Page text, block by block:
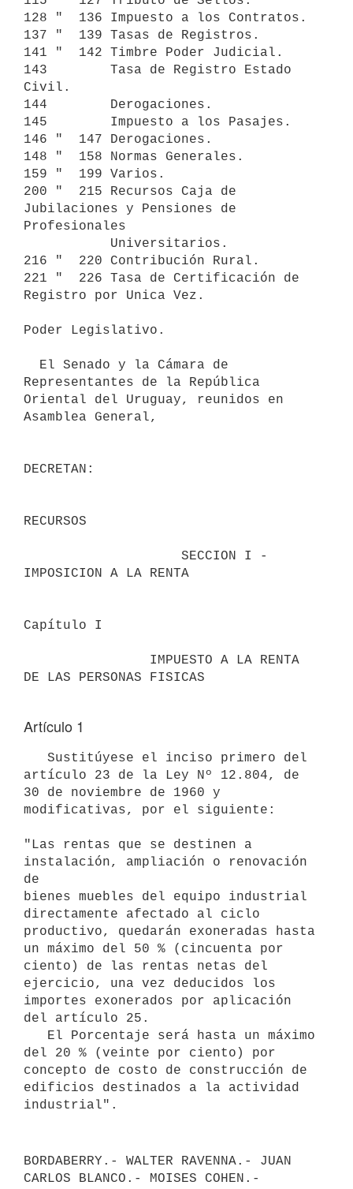
128 "  136 Impuesto a los Contratos.
137 "  139 Tasas de Registros.
141 "  142 Timbre Poder Judicial.
143        Tasa de Registro Estado
Civil.
144        Derogaciones.
145        Impuesto a los Pasajes.
146 "  147 Derogaciones.
148 "  158 Normas Generales.
159 "  199 Varios.
200 "  215 Recursos Caja de
Jubilaciones y Pensiones de
Profesionales
216 "  220 Contribución Rural.
221 "  226 Tasa de Certificación de
Registro por Unica Vez.
Poder Legislativo.
Representantes de la República
Oriental del Uruguay, reunidos en
Asamblea General,
DECRETAN:
RECURSOS
IMPOSICION A LA RENTA
Capítulo I
DE LAS PERSONAS FISICAS
Artículo 1
artículo 23 de la Ley Nº 12.804, de
30 de noviembre de 1960 y
modificativas, por el siguiente:
"Las rentas que se destinen a
instalación, ampliación o renovación
de
bienes muebles del equipo industrial
directamente afectado al ciclo
productivo, quedarán exoneradas hasta
un máximo del 50 % (cincuenta por
ciento) de las rentas netas del
ejercicio, una vez deducidos los
importes exonerados por aplicación
del artículo 25.
del 20 % (veinte por ciento) por
concepto de costo de construcción de
edificios destinados a la actividad
BORDABERRY.- WALTER RAVENNA.- JUAN
CARLOS BLANCO.- MOISES COHEN.-